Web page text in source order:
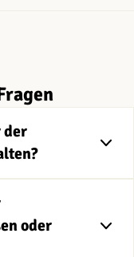
der
oder